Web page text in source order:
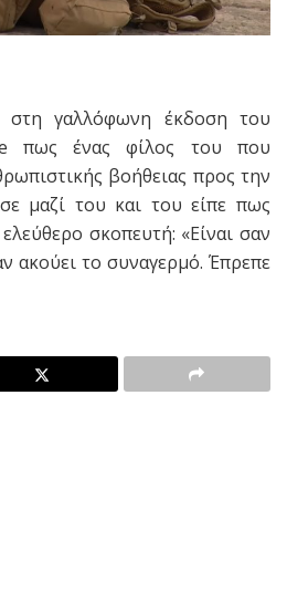
γαλλόφωνη έκδοση του
πως ένας φίλος του που
βοήθειας προς την
μαζί του και του είπε πως
σκοπευτή: «Είναι σαν
ακούει το συναγερμό. Έπρεπε